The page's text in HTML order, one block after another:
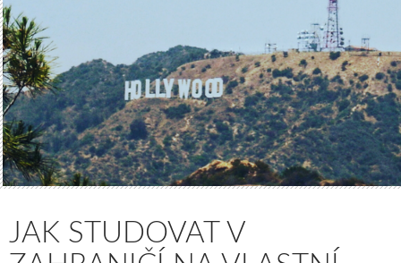
JAK STUDOVAT V